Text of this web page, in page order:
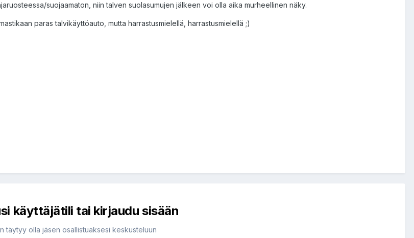
suojaamaton, niin talven suolasumujen jälkeen voi olla aika murheellinen näky.
paras talvikäyttöauto, mutta harrastusmielellä, harrastusmielellä ;)
käyttäjätili tai kirjaudu sisään
täytyy olla jäsen osallistuaksesi keskusteluun